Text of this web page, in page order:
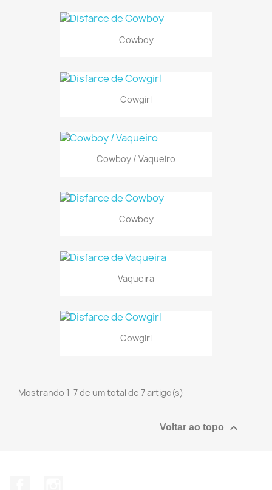
Cowboy
Cowgirl
Cowboy / Vaqueiro
Cowboy
Vaqueira
Cowgirl
Mostrando 1-7 de um total de 7 artigo(s)
Voltar ao topo 